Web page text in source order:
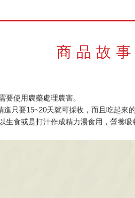
商品故事
要使用農藥處理農害。
只要15~20天就可採收，而且吃起來
食或是打汁作成精力湯食用，營養吸